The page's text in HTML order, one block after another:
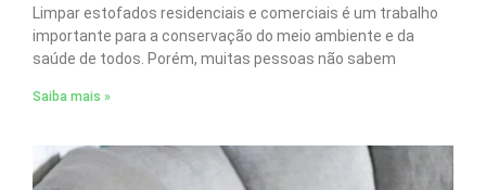
Limpar estofados residenciais e comerciais é um trabalho
importante para a conservação do meio ambiente e da
saúde de todos. Porém, muitas pessoas não sabem
Saiba mais »